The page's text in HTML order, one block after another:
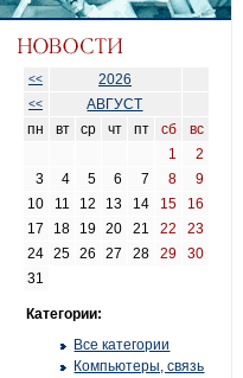
<< 2026
<<
АВГУСТ
пн
вт ср чт пт сб
вс
1
2
3
4 5 6 7 8
9
10
11 12 13 14 15
16
17
18 19 20 21 22
23
24
25 26 27 28 29
30
31
Категории:
Все категории
Компьютеры, связь